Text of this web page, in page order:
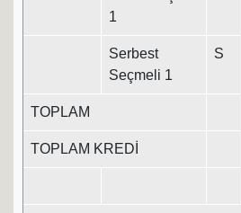
1
Serbest
Seçmeli 1
S
TOPLAM
TOPLAM KREDİ